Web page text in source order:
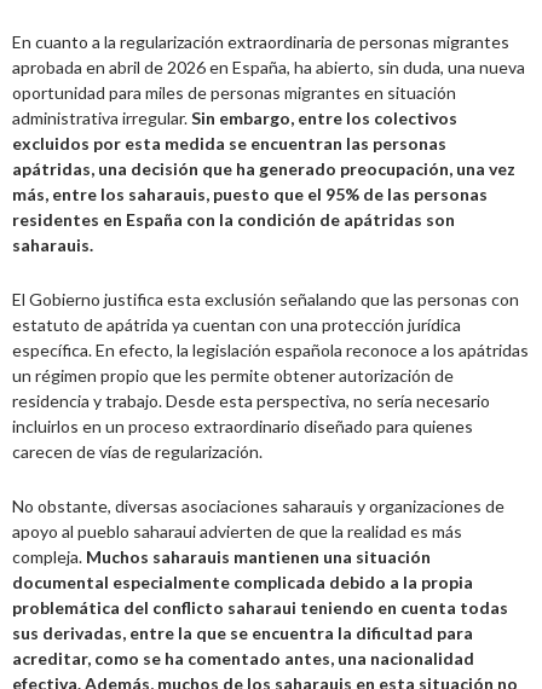
En cuanto a la regularización extraordinaria de personas migrantes
aprobada en abril de 2026 en España, ha abierto, sin duda, una nueva
oportunidad para miles de personas migrantes en situación
administrativa irregular.Sin embargo, entre los colectivos
excluidos por esta medida se encuentran las personas
apátridas, una decisión que ha generado preocupación, una vez
más, entre los saharauis, puesto que el 95% de las personas
residentes en España con la condición de apátridas son
saharauis.
El Gobierno justifica esta exclusión señalando que las personas con
estatuto de apátrida ya cuentan con una protección jurídica
específica. En efecto, la legislación española reconoce a los apátridas
un régimen propio que les permite obtener autorización de
residencia y trabajo. Desde esta perspectiva, no sería necesario
incluirlos en un proceso extraordinario diseñado para quienes
carecen de vías de regularización.
No obstante, diversas asociaciones saharauis y organizaciones de
apoyo al pueblo saharaui advierten de que la realidad es más
compleja. Muchos saharauis mantienen una situación
documental especialmente complicada debido a la propia
problemática del conflicto saharaui teniendo en cuenta todas
sus derivadas, entre la que se encuentra la dificultad para
acreditar, como se ha comentado antes, una nacionalidad
efectiva. Además, muchos de los saharauis en esta situación no